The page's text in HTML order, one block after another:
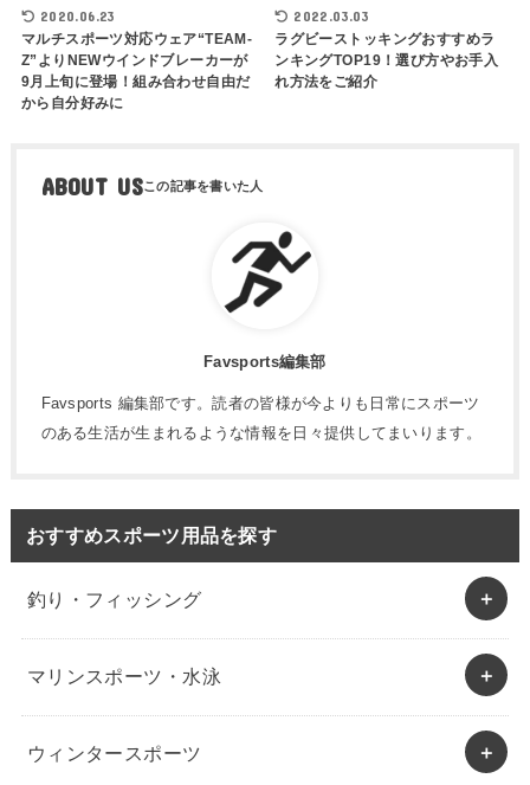
2020.06.23
マルチスポーツ対応ウェア“TEAM-
Z”よりNEWウインドブレーカーが
9月上旬に登場！組み合わせ自由だ
から自分好みに
2022.03.03
ラグビーストッキングおすすめラ
ンキングTOP19！選び方やお手入
れ方法をご紹介
ABOUT US
Favsports編集部
Favsports 編集部です。読者の皆様が今よりも日常にスポーツ
のある生活が生まれるような情報を日々提供してまいります。
おすすめスポーツ用品を探す
釣り・フィッシング
マリンスポーツ・水泳
ウィンタースポーツ